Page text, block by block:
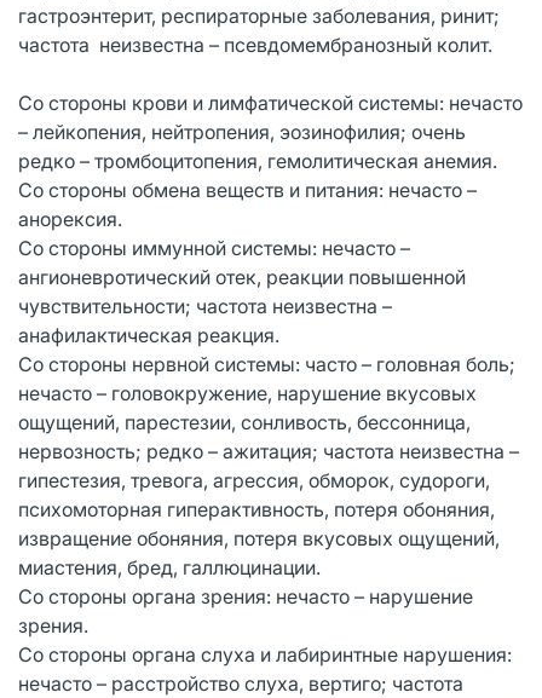
гастроэнтерит, респираторные заболевания, ринит;
частота неизвестна – псевдомембранозный колит.
Со стороны крови и лимфатической системы: нечасто
– лейкопения, нейтропения, эозинофилия; очень
редко – тромбоцитопения, гемолитическая анемия.
Со стороны обмена веществ и питания: нечасто –
анорексия.
Со стороны иммунной системы: нечасто –
ангионевротический отек, реакции повышенной
чувствительности; частота неизвестна –
анафилактическая реакция.
Со стороны нервной системы: часто – головная боль;
нечасто – головокружение, нарушение вкусовых
ощущений, парестезии, сонливость, бессонница,
нервозность; редко – ажитация; частота неизвестна –
гипестезия, тревога, агрессия, обморок, судороги,
психомоторная гиперактивность, потеря обоняния,
извращение обоняния, потеря вкусовых ощущений,
миастения, бред, галлюцинации.
Со стороны органа зрения: нечасто – нарушение
зрения.
Со стороны органа слуха и лабиринтные нарушения:
нечасто – расстройство слуха, вертиго; частота